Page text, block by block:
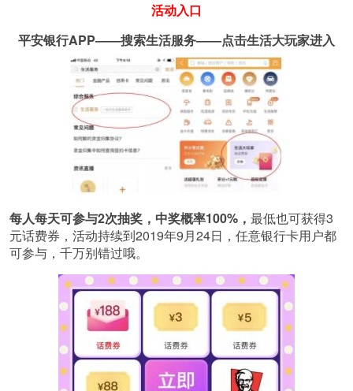
活动入口
平安银行APP——搜索生活服务——点击生活大玩家进入
每人每天可参与2次抽奖，中奖概率100%， 最低也可获得3
元话费券，活动持续到2019年9月24日，任意银行卡用户都
可参与，千万别错过哦。